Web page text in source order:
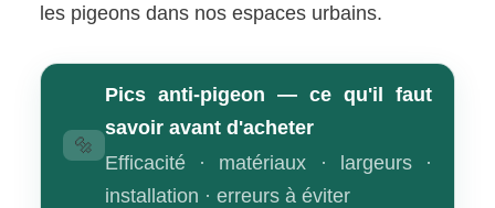
les pigeons dans nos espaces urbains.
🔩
Pics anti-pigeon — ce qu'il faut
savoir avant d'acheter
Efficacité · matériaux · largeurs ·
installation · erreurs à éviter